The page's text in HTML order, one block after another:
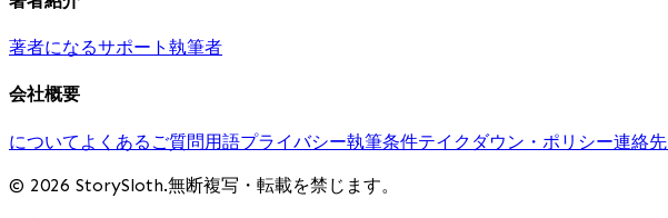
著者になるサポート執筆者
会社概要
について よくあるご質問用語プライバシー執筆条件テイクダウン・ポリシー連絡先
© 2026 StorySloth.無断複写・転載を禁じます。